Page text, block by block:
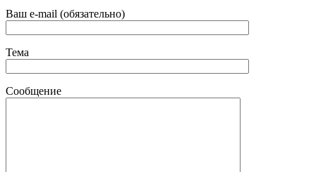
Ваш e-mail (обязательно)
Тема
Сообщение